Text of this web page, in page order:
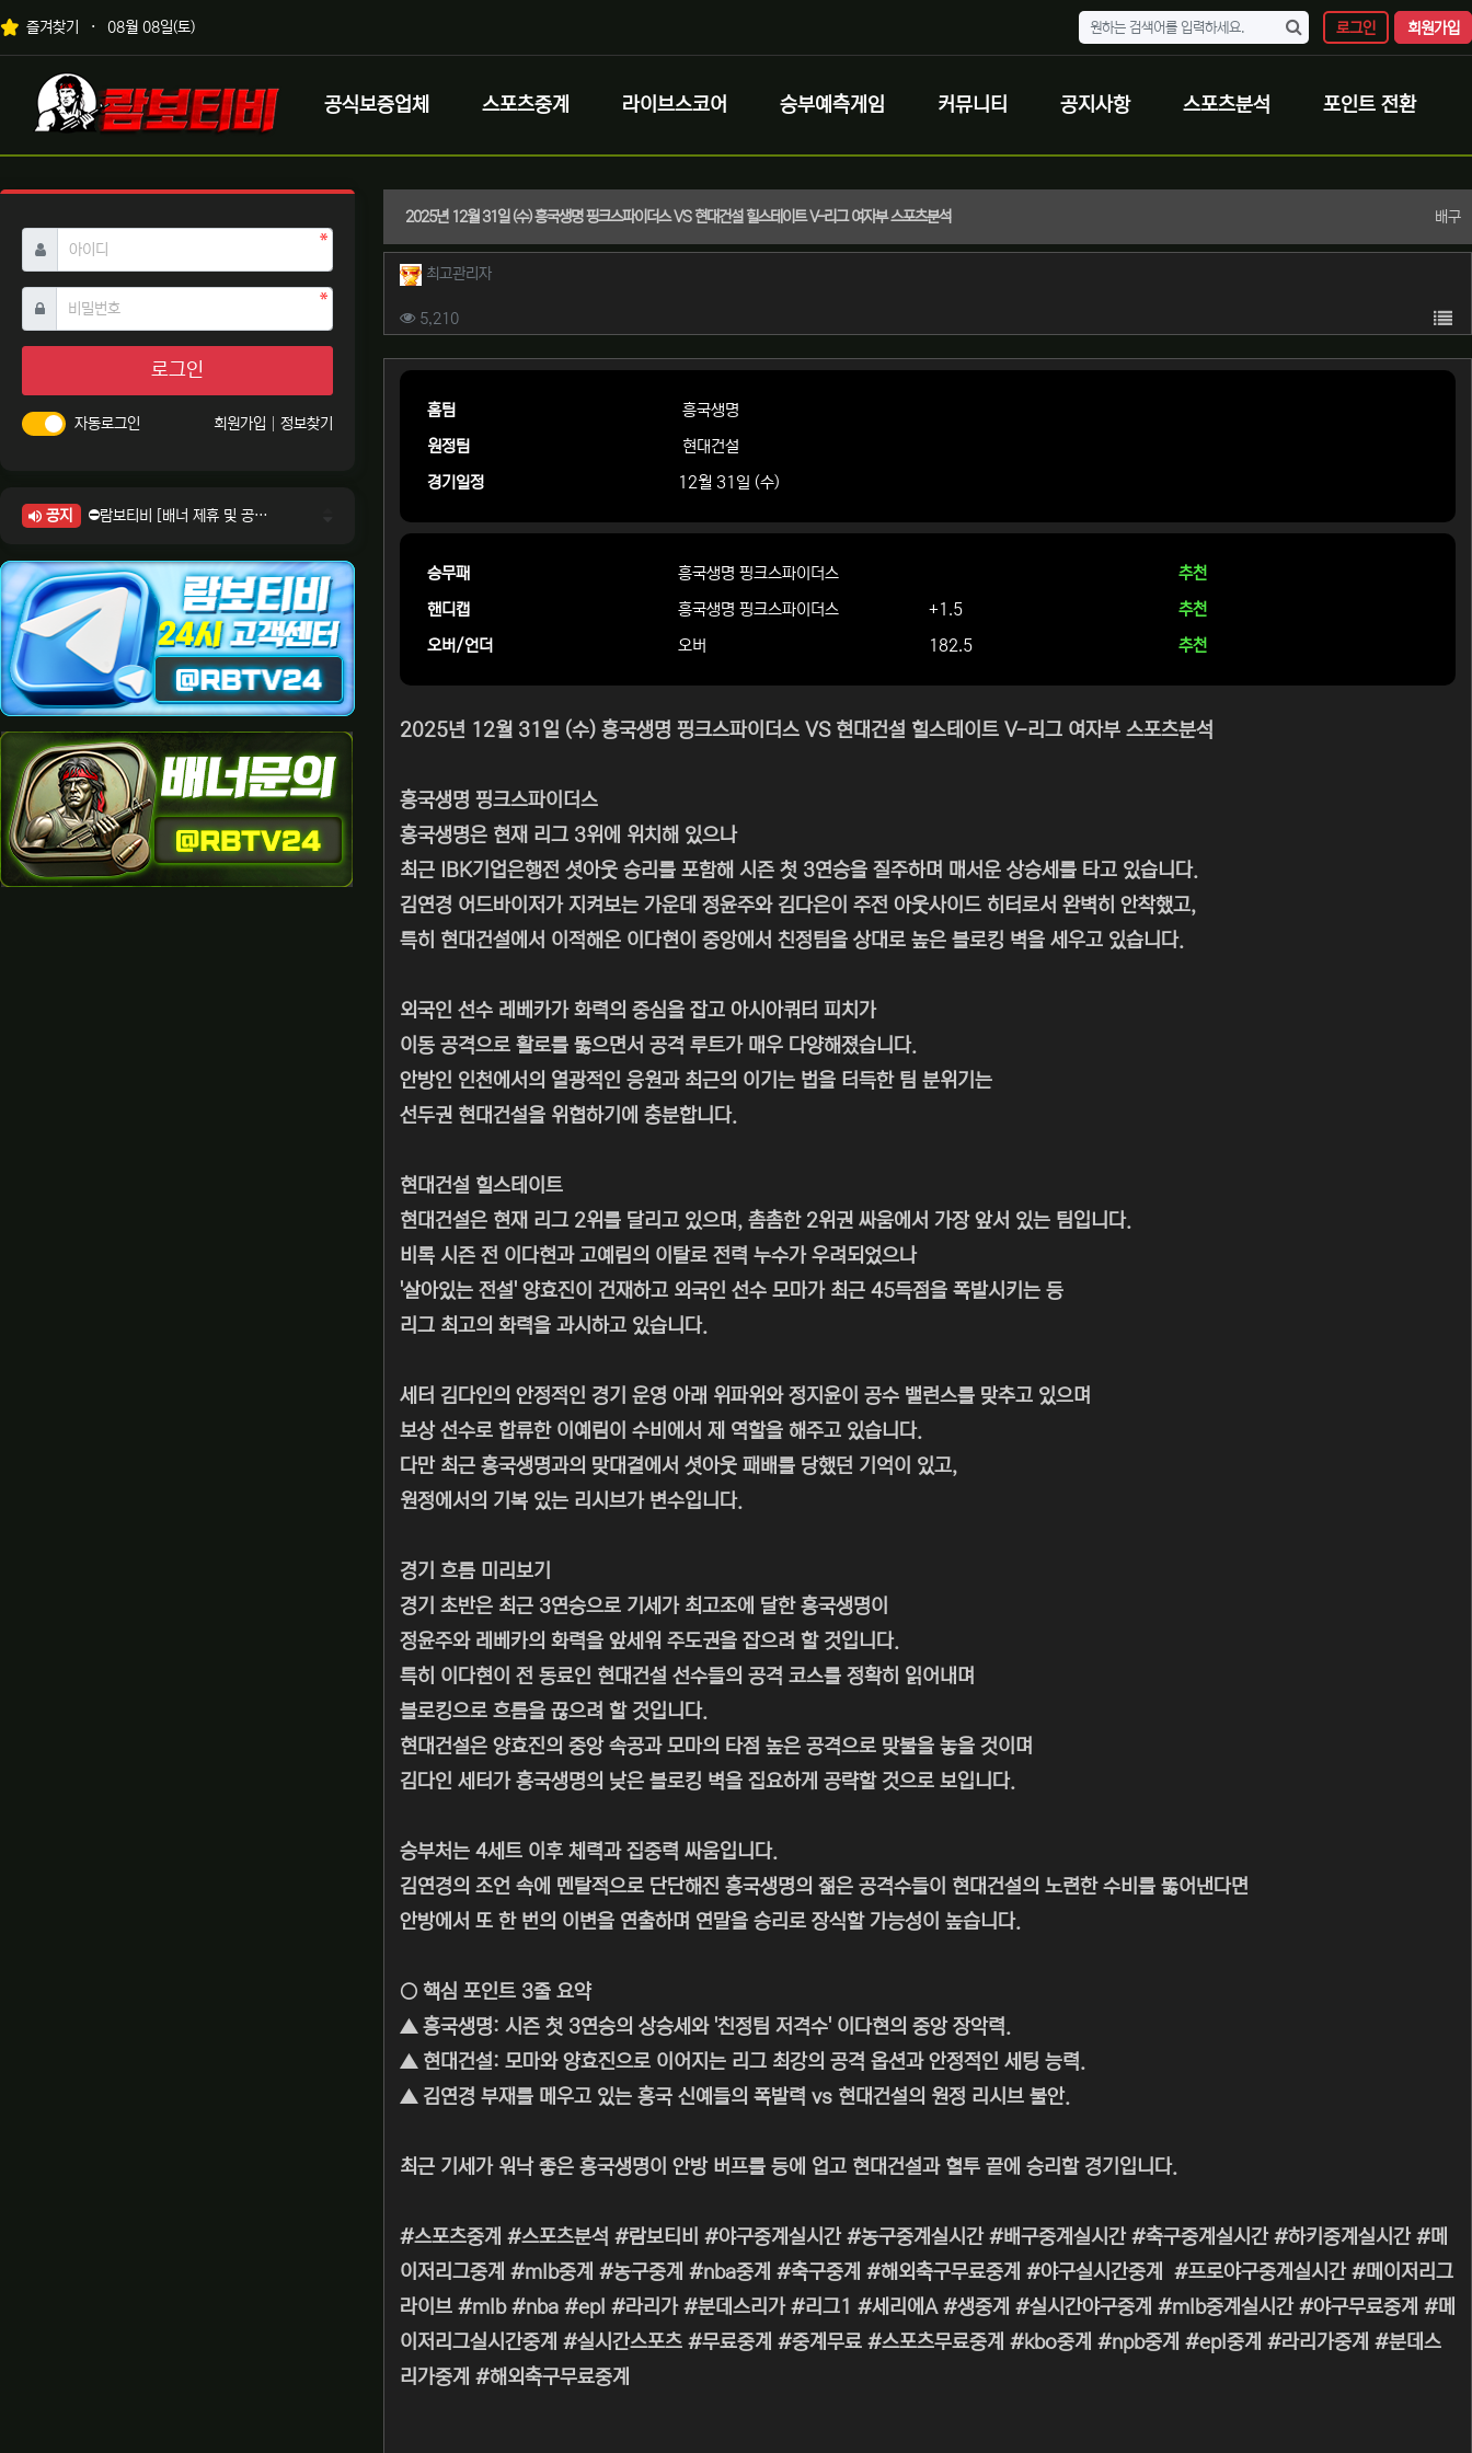
상단 네비
즐겨찾기 08월 08일(토) 로그인 회원가입
메인 메뉴
로고
공식보증업체 스포츠중계 라이브스코어 승부예측게임 커뮤니티 공지사항 스포츠분석 포인트 전환
2025년 12월 31일 (수) 흥국생명 핑크스파이더스 VS 현대건설 힐스테이트 V-리그 여자부 스포츠분석 배구
작성자 정보
최고관리자작성
컨텐츠 정보
5,210조회 목
본문
홈팀
흥국생명
원정팀
현대건설
경기일정
12월 31일 (수)
승무패 흥국생명 핑크스파이더스
추천
핸디캡
흥국생명 핑크스파이더스 +1.5
추천
오버/언더
오버 182.5 추천
2025년 12월 31일 (수) 흥국생명 핑크스파이더스 VS 현대건설 힐스테이트 V-리그 여자부 스포츠분석
흥국생명 핑크스파이더스
흥국생명은 현재 리그 3위에 위치해 있으나
최근 IBK기업은행전 셧아웃 승리를 포함해 시즌 첫 3연승을 질주하며 매서운 상승세를 타고 있습니다.
김연경 어드바이저가 지켜보는 가운데 정윤주와 김다은이 주전 아웃사이드 히터로서 완벽히 안착했고,
특히 현대건설에서 이적해온 이다현이 중앙에서 친정팀을 상대로 높은 블로킹 벽을 세우고 있습니다.
외국인 선수 레베카가 화력의 중심을 잡고 아시아쿼터 피치가
이동 공격으로 활로를 뚫으면서 공격 루트가 매우 다양해졌습니다.
안방인 인천에서의 열광적인 응원과 최근의 이기는 법을 터득한 팀 분위기는
선두권 현대건설을 위협하기에 충분합니다.
현대건설 힐스테이트
현대건설은 현재 리그 2위를 달리고 있으며, 촘촘한 2위권 싸움에서 가장 앞서 있는 팀입니다.
비록 시즌 전 이다현과 고예림의 이탈로 전력 누수가 우려되었으나
'살아있는 전설' 양효진이 건재하고 외국인 선수 모마가 최근 45득점을 폭발시키는 등
리그 최고의 화력을 과시하고 있습니다.
세터 김다인의 안정적인 경기 운영 아래 위파위와 정지윤이 공수 밸런스를 맞추고 있으며
보상 선수로 합류한 이예림이 수비에서 제 역할을 해주고 있습니다.
다만 최근 흥국생명과의 맞대결에서 셧아웃 패배를 당했던 기억이 있고,
원정에서의 기복 있는 리시브가 변수입니다.
경기 흐름 미리보기
경기 초반은 최근 3연승으로 기세가 최고조에 달한 흥국생명이
정윤주와 레베카의 화력을 앞세워 주도권을 잡으려 할 것입니다.
특히 이다현이 전 동료인 현대건설 선수들의 공격 코스를 정확히 읽어내며
블로킹으로 흐름을 끊으려 할 것입니다.
현대건설은 양효진의 중앙 속공과 모마의 타점 높은 공격으로 맞불을 놓을 것이며
김다인 세터가 흥국생명의 낮은 블로킹 벽을 집요하게 공략할 것으로 보입니다.
승부처는 4세트 이후 체력과 집중력 싸움입니다.
김연경의 조언 속에 멘탈적으로 단단해진 흥국생명의 젊은 공격수들이 현대건설의 노련한 수비를 뚫어낸다면
안방에서 또 한 번의 이변을 연출하며 연말을 승리로 장식할 가능성이 높습니다.
○ 핵심 포인트 3줄 요약
▲ 흥국생명: 시즌 첫 3연승의 상승세와 '친정팀 저격수' 이다현의 중앙 장악력.
▲ 현대건설: 모마와 양효진으로 이어지는 리그 최강의 공격 옵션과 안정적인 세팅 능력.
▲ 김연경 부재를 메우고 있는 흥국 신예들의 폭발력 vs 현대건설의 원정 리시브 불안.
최근 기세가 워낙 좋은 흥국생명이 안방 버프를 등에 업고 현대건설과 혈투 끝에 승리할 경기입니다.
#스포츠중계 #스포츠분석 #람보티비 #야구중계실시간 #농구중계실시간 #배구중계실시간 #축구중계실시간 #하키중계실시간 #메
이저리그중계 #mlb중계 #농구중계 #nba중계 #축구중계 #해외축구무료중계 #야구실시간중계 #프로야구중계실시간 #메이저리그
라이브 #mlb #nba #epl #라리가 #분데스리가 #리그1 #세리에A #생중계 #실시간야구중계 #mlb중계실시간 #야구무료중계 #메
이저리그실시간중계 #실시간스포츠 #무료중계 #중계무료 #스포츠무료중계 #kbo중계 #npb중계 #epl중계 #라리가중계 #분데스
리가중계 #해외축구무료중계
아이디 필수
비밀번호필수
로그인
자동로그인 회원가입 정보찾기
공지
⛔람보티비 [배너 제휴 및 공식 입점 문의 안내]
⛔람보티비 [정회원 등급UP! 안내사항]
⛔람보티비 [채팅방 이용시 주의사항]
⛔람보티비 [공식보증업체 안내]